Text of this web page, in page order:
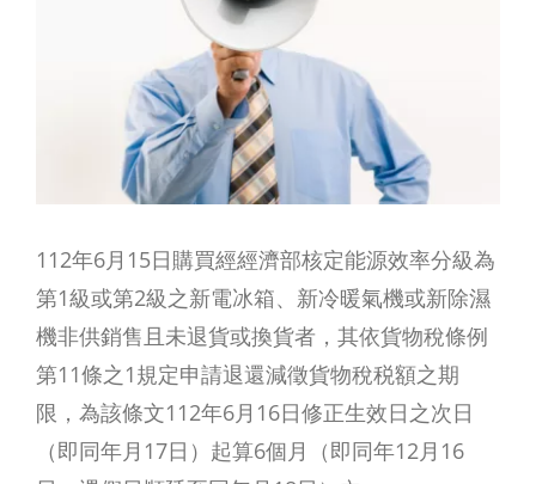
112年6月15日購買經經濟部核定能源效率分級為
第1級或第2級之新電冰箱、新冷暖氣機或新除濕
機非供銷售且未退貨或換貨者，其依貨物稅條例
第11條之1規定申請退還減徵貨物稅税額之期
限，為該條文112年6月16日修正生效日之次日
（即同年月17日）起算6個月（即同年12月16